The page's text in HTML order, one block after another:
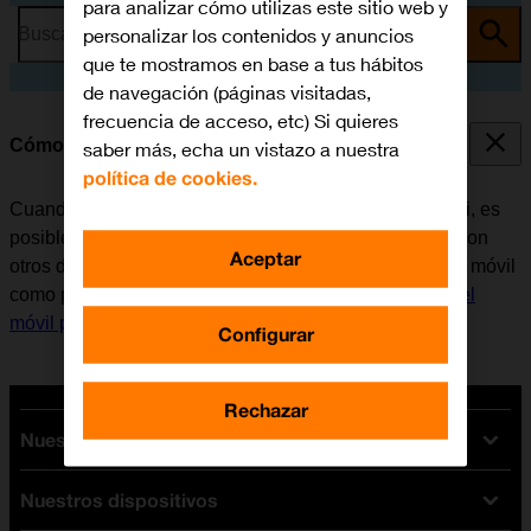
Busca por problema o tema
Cómo utilizar el móvil como punto de acceso Wi-Fi
Cuando se utiliza el móvil como punto de acceso Wi-Fi, es
posible compartir la conexión de internet del teléfono con
otros dispositivos a través de Wi-Fi. Antes de utilizar el móvil
como punto de acceso Wi-Fi, es necesario
configurar el
móvil para internet
Nuestras tarifas
Tarifas Orange
Nuestros dispositivos
para analizar cómo utilizas este sitio web y
personalizar los contenidos y anuncios
que te mostramos en base a tus hábitos
de navegación (páginas visitadas,
frecuencia de acceso, etc) Si quieres
saber más, echa un vistazo a nuestra
política de cookies.
Configurar
Rechazar
Aceptar